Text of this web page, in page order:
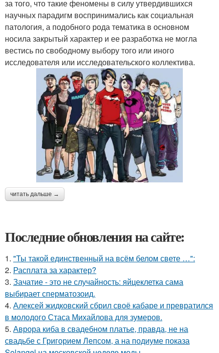
за того, что такие феномены в силу утвердившихся
научных парадигм воспринимались как социальная
патология, а подобного рода тематика в основном
носила закрытый характер и ее разработка не могла
вестись по свободному выбору того или иного
исследователя или исследовательского коллектива.
читать дальше →
Последние обновления на сайте:
1. "Ты такой единственный на всём белом свете …":
2. Расплата за характер?
3. Зачатие - это не случайность: яйцеклетка сама
выбирает сперматозоид.
4. Алексей жидковский сбрил своё кабаре и превратился
в молодого Стаса Михайлова для зумеров.
5. Аврора киба в свадебном платье, правда, не на
свадьбе с Григорием Лепсом, а на подиуме показа